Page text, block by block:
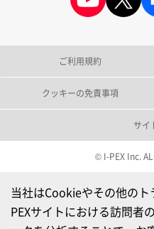
当社はCookieやその他の
PEXサイトにおける訪問者
ご利用規約
クッキーの免責事項
サイ
© I-PEX Inc.